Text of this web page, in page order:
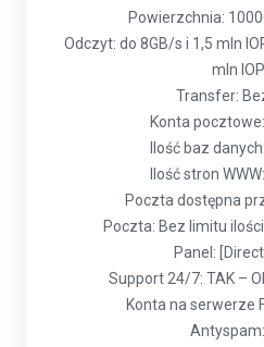
Powierzchnia:
Odczyt: do 8GB/s i 1,5 mln
mln
Transfer:
Konta
Ilość baz
Ilość stron
Poczta dostępna
Poczta: Bez limitu
Panel:
Support 24/7: TAK –
Konta na serwerze